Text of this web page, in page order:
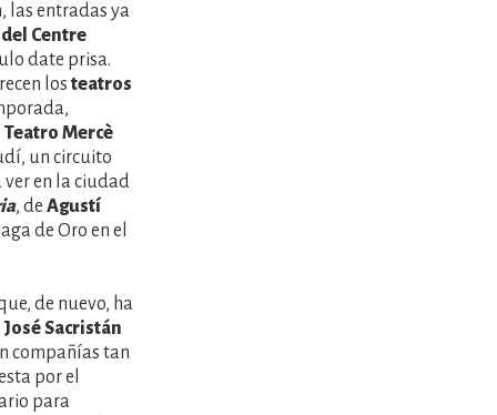
las entradas ya
Centre
date prisa.
losteatros
Mercè
un circuito
en la ciudad
, de Agustí
de Oro en el
de nuevo, ha
José Sacristán
compañías tan
por el
para